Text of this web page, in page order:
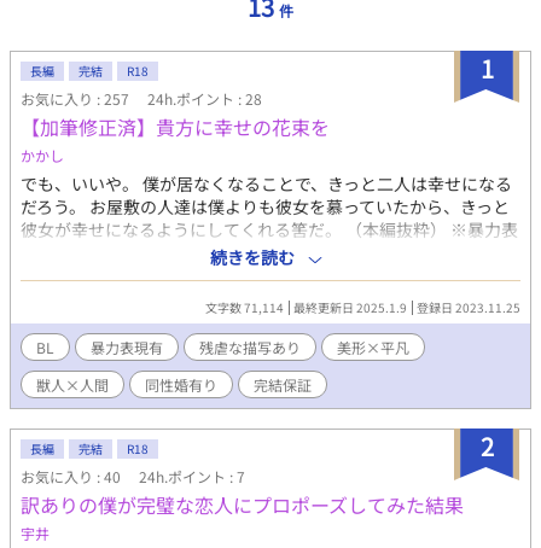
件
1
長編 完結 R18
お気に入り : 257 24h.ポイント : 28
【加筆修正済】貴方に幸せの花束を
かかし
でも、いいや。 僕が居なくなることで、きっと二人は幸せになる
だろう。 お屋敷の人達は僕よりも彼女を慕っていたから、きっと
彼女が幸せになるようにしてくれる筈だ。 （本編抜粋） ※暴力表
現・残虐描写有注意！ 獣人も人間も居て科学っぽいのと魔法っぽ
いのが存在する不思議な某国で、 少し不思議な経験をする主人公
が織りなすS（すこし）F（ふしぎ）な話。 進行の都合上、視点は
ころころ変わります。 復讐はありますがざまぁは無いです。 尚、
BがLするまでかなりの日数を要する割に薄い模様 2024.01.13 完
結しました。お付き合い頂きありがとうございます！ 2025.01.09
加筆修正しました。
続きを読む
文字数 71,114 最終更新日 2025.1.9 登録日 2023.11.25
BL 暴力表現有 残虐な描写あり
美形×平凡
獣人×人間
同性婚有り 完結保証
2
長編 完結 R18
お気に入り : 40 24h.ポイント : 7
訳ありの僕が完璧な恋人にプロポーズしてみた結果
宇井